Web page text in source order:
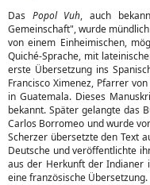
Das Popol Vuh, auch
Gemeinschaft", wurde
von einem Einheimischen,
Quiché-Sprache, mit
erste Übersetzung ins
Francisco Ximenez, Pfarrer
in Guatemala. Dieses
bekannt. Später gelangte das
Carlos Borromeo und wurde
Scherzer übersetzte den Text
Deutsche und veröffentlichte
aus der Herkunft der Indianer
eine französische Übersetzung.